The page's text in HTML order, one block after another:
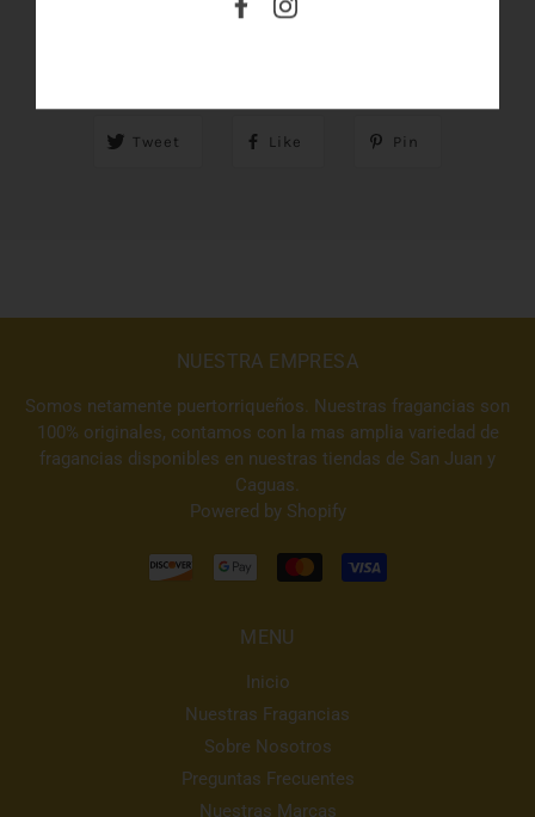
Tweet Like Pin
NUESTRA EMPRESA
Somos netamente puertorriqueños. Nuestras fragancias son
100% originales, contamos con la mas amplia variedad de
fragancias disponibles en nuestras tiendas de San Juan y
Caguas.
Powered by Shopify
MENU
Inicio
Nuestras Fragancias
Sobre Nosotros
Preguntas Frecuentes
Nuestras Marcas